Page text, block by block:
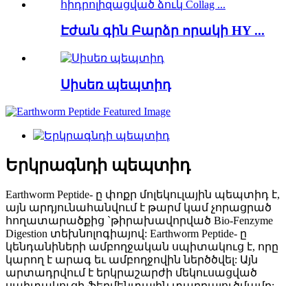
Էժան գին Բարձր որակի HY ...
Սիսեռ պեպտիդ
Երկրագնդի պեպտիդ
Earthworm Peptide- ը փոքր մոլեկուլային պեպտիդ է,
այն արդյունահանվում է թարմ կամ չորացրած
հողատարածքից `թիրախավորված Bio-Fenzyme
Digestion տեխնոլոգիայով: Earthworm Peptide- ը
կենդանիների ամբողջական սպիտակուց է, որը
կարող է արագ եւ ամբողջովին ներծծվել: Այն
արտադրվում է երկրաշարժի մեկուսացված